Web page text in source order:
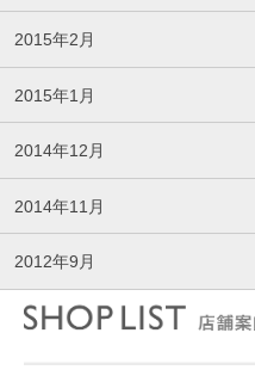
2015年2月
2015年1月
2014年12月
2014年11月
2012年9月